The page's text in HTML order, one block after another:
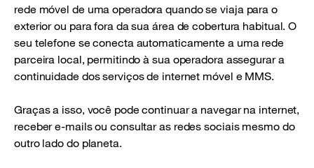
rede móvel de uma operadora quando se viaja para o
exterior ou para fora da sua área de cobertura habitual. O
seu telefone se conecta automaticamente a uma rede
parceira local, permitindo à sua operadora assegurar a
continuidade dos serviços de internet móvel e MMS.
Graças a isso, você pode continuar a navegar na internet,
receber e-mails ou consultar as redes sociais mesmo do
outro lado do planeta.